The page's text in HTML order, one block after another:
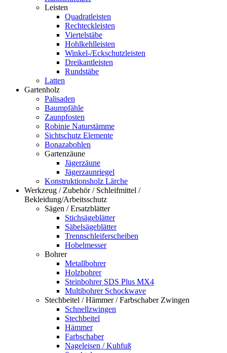
Leisten
Quadratleisten
Rechteckleisten
Viertelstäbe
Hohlkehlleisten
Winkel-/Eckschutzleisten
Dreikantleisten
Rundstäbe
Latten
Gartenholz
Palisaden
Baumpfähle
Zaunpfosten
Robinie Naturstämme
Sichtschutz Elemente
Bonazabohlen
Gartenzäune
Jägerzäune
Jägerzaunriegel
Konstruktionsholz Lärche
Werkzeug / Zubehör / Schleifmittel /
Bekleidung/Arbeitsschutz
Sägen / Ersatzblätter
Stichsägeblätter
Säbelsägeblätter
Trennschleiferscheiben
Hobelmesser
Bohrer
Metallbohrer
Holzbohrer
Steinbohrer SDS Plus MX4
Multibohrer Schockwave
Stechbeitel / Hämmer / Farbschaber Zwingen
Schnellzwingen
Stechbeitel
Hämmer
Farbschaber
Nageleisen / Kuhfuß